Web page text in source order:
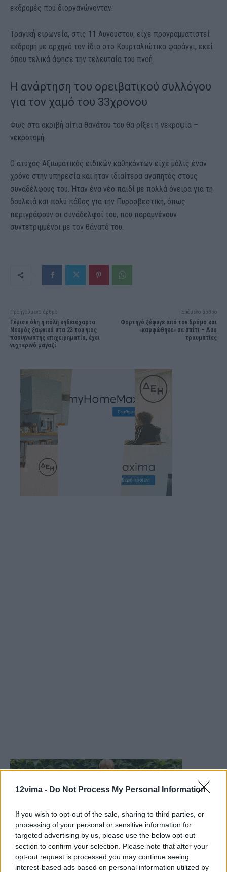
12vima - Do Not Process My Personal Information
If you wish to opt-out of the sale, sharing to third parties, or
processing of your personal or sensitive information for
targeted advertising by us, please use the below opt-out
section to confirm your selection. Please note that after your
opt-out request is processed you may continue seeing
interest-based ads based on personal information utilized by
εκδρομές που διοργανώνονταν.
Τραγική ειρωνεία, στις 11 Αυγούστου, είχε προγραμματιστεί
εκδρομή με αρχηγό τον ίδιο στο Κουρταλιώτικο φαράγγι, εκεί
όπου τελικά άφησε την τελευταία του πνοή.
Η ανάρτηση του ορειβατικού συλλόγου
για τον χαμό του 33χρονου
Φως στα ακριβή αίτια θανάτου του θα ρίξει η νεκροψία –
νεκροτομή.
Ο άτυχος Αξιωματικός ειδικών καθηκόντων είχε μόλις έναν
χρόνο στην υπηρεσία και ήταν ιδιαίτερα αγαπητός στους
συναδέλφους του. Ήταν ένα νέο παιδί με πολλά όνειρα για τη
δουλειά και πολύ πάθος για την Πυροσβεστική, όπως
περιγράφουν οι συνάδελφοί του, που παραμνένουν
συντετριμμένοι με τον θάνατό του.
Προηγούμενο άρθρο
Γέμισε όλη η πόλη κηδειόχαρτα:
Νεκρός ξαφνικά στα 23 του γιος
πασίγνωστης επιχειρηματία, έχει
νυχτερινό μαγαζί
Επόμενο άρθρο
Φορτηγό ξέφυγε από τον δρόμο και
«καρφώθηκε» σε σπίτι – Δύο
τραυματίες